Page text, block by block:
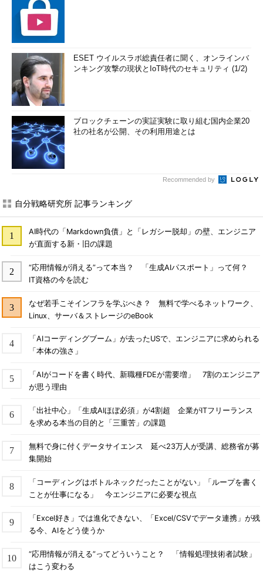
ESET ウイルスラボ総責任者に聞く、オンラインバ
ンキング攻撃の現状とIoT時代のセキュリティ (1/2)
ブロックチェーンの実証実験に取り組む国内企業20
社の社名が公開、その利用用途とは
Recommended by
自分戦略研究所 記事ランキング
AI時代の「Markdown負債」と「レガシー脱却」の壁、エンジニア
が直面する新・旧の課題
“応用情報が消える”って本当？ 「生成AIパスポート」って何？
IT資格の今を読む
なぜ若手こそインフラを学ぶべき？ 無料で学べるネットワーク、
Linux、サーバ＆ストレージのeBook
「AIコーディングブーム」が去ったUSで、エンジニアに求められる
「本体の強さ」
「AIがコードを書く時代、新職種FDEが需要増」 7割のエンジニア
が思う理由
「出社中心」「生成AIほぼ必須」が4割超 企業がITフリーランス
を求める本当の目的と「三重苦」の課題
無料で身に付くデータサイエンス 延べ23万人が受講、総務省が募
集開始
「コーディングはボトルネックだったことがない」「ループを書く
ことが仕事になる」 今エンジニアに必要な視点
「Excel好き」では進化できない、「Excel/CSVでデータ連携」が残
る今、AIをどう使うか
“応用情報が消える”ってどういうこと？ 「情報処理技術者試験」
はこう変わる